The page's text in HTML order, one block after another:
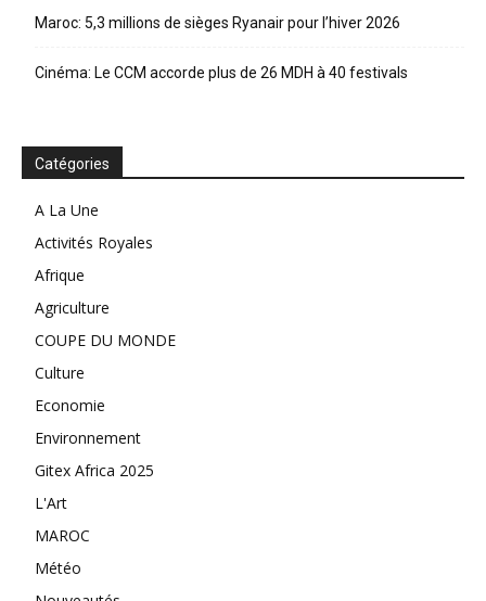
Maroc: 5,3 millions de sièges Ryanair pour l’hiver 2026
Cinéma: Le CCM accorde plus de 26 MDH à 40 festivals
Catégories
A La Une
Activités Royales
Afrique
Agriculture
COUPE DU MONDE
Culture
Economie
Environnement
Gitex Africa 2025
L'Art
MAROC
Météo